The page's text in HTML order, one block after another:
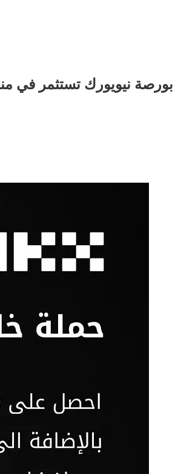
بورصة نيويورك تستثمر في